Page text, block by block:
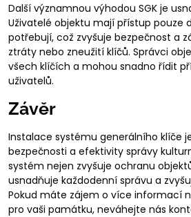
Další významnou výhodou SGK je
Uživatelé objektu mají přístup pouze
potřebují, což zvyšuje bezpečnost a
ztráty nebo zneužití klíčů. Správci
všech klíčích a mohou snadno řídit
uživatelů.
Závěr
Instalace systému generálního klíče
bezpečnosti a efektivity správy
systém nejen zvyšuje ochranu
usnadňuje každodenní správu a
Pokud máte zájem o více informací
pro vaši památku, neváhejte nás